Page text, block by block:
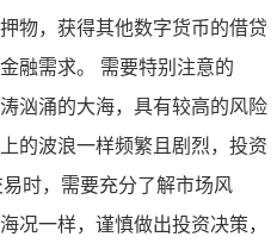
物，获得其他数字货币的借贷
融需求。 需要特别注意的
汹涌的大海，具有较高的风险
的波浪一样频繁且剧烈，投资
时，需要充分了解市场风
况一样，谨慎做出投资决策，